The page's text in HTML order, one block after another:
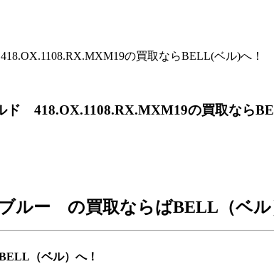
の買取ならBELL(ベル)へ！
の買取なら
ー の買取ならばBELL（ベル
（ベル）へ！